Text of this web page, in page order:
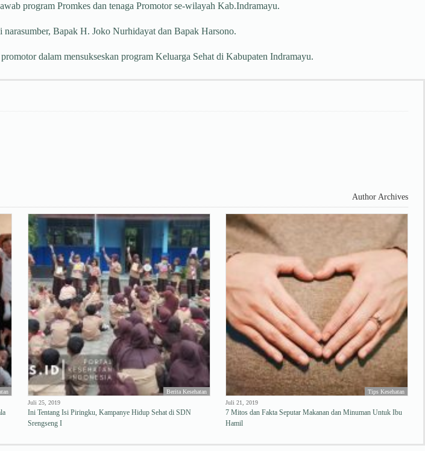
program Promkes dan tenaga Promotor se-wilayah Kab.Indramayu.
Bapak H. Joko Nurhidayat dan Bapak Harsono.
dalam mensukseskan program Keluarga Sehat di Kabupaten Indramayu.
Author Archives
Berita Kesehatan
Juli 25, 2019
Ini Tentang Isi Piringku, Kampanye Hidup Sehat di SDN
Srengseng I
Tips Kesehatan
Juli 21, 2019
7 Mitos dan Fakta Seputar Makanan dan Minuman Untuk Ibu
Hamil